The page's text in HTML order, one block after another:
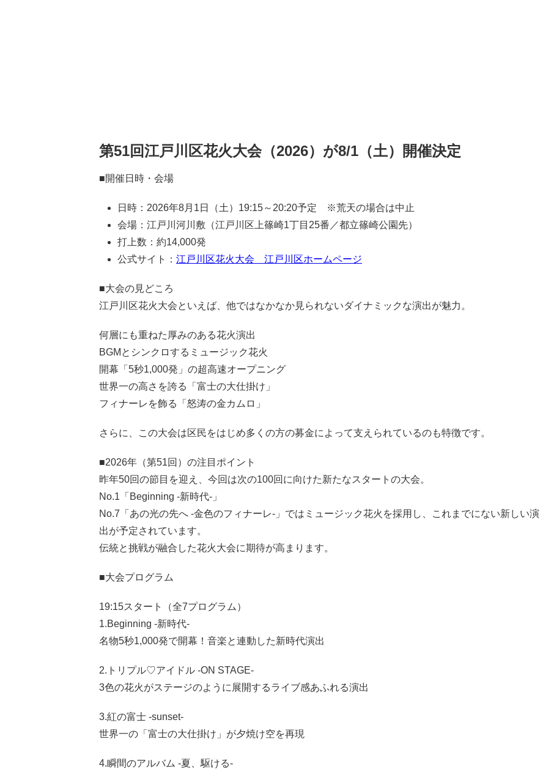
第51回江戸川区花火大会（2026）が8/1（土）開催決定
■開催日時・会場
日時：2026年8月1日（土）19:15～20:20予定 ※荒天の場合は中止
会場：江戸川河川敷（江戸川区上篠崎1丁目25番／都立篠崎公園先）
打上数：約14,000発
公式サイト： 江戸川区花火大会 江戸川区ホームページ
■大会の見どころ
江戸川区花火大会といえば、他ではなかなか見られないダイナミックな演出が魅力。
何層にも重ねた厚みのある花火演出
BGMとシンクロするミュージック花火
開幕「5秒1,000発」の超高速オープニング
世界一の高さを誇る「富士の大仕掛け」
フィナーレを飾る「怒涛の金カムロ」
さらに、この大会は区民をはじめ多くの方の募金によって支えられているのも特徴です。
■2026年（第51回）の注目ポイント
昨年50回の節目を迎え、今回は次の100回に向けた新たなスタートの大会。
No.1「Beginning -新時代-」
No.7「あの光の先へ -金色のフィナーレ-」ではミュージック花火を採用し、これまでにない新しい演
出が予定されています。
伝統と挑戦が融合した花火大会に期待が高まります。
■大会プログラム
19:15スタート（全7プログラム）
1.Beginning -新時代-
名物5秒1,000発で開幕！音楽と連動した新時代演出
2.トリプル♡アイドル -ON STAGE-
3色の花火がステージのように展開するライブ感あふれる演出
3.紅の富士 -sunset-
世界一の「富士の大仕掛け」が夕焼け空を再現
4.瞬間のアルバム -夏、駆ける-